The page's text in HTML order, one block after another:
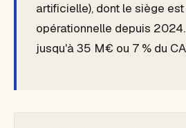
artificielle), dont le siège est
opérationnelle depuis
jusqu'à 35 M€ ou 7 % du